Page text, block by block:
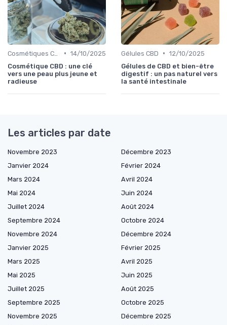
• 14/10/2025
Cosmétique CBD : une clé
vers une peau plus jeune et
radieuse
Gélules CBD • 12/10/2025
Gélules de CBD et bien-être
digestif : un pas naturel vers
la santé intestinale
Les articles par date
Novembre 2023
Décembre 2023
Janvier 2024
Février 2024
Mars 2024
Avril 2024
Mai 2024
Juin 2024
Juillet 2024
Août 2024
Septembre 2024
Octobre 2024
Novembre 2024
Décembre 2024
Janvier 2025
Février 2025
Mars 2025
Avril 2025
Mai 2025
Juin 2025
Juillet 2025
Août 2025
Septembre 2025
Octobre 2025
Novembre 2025
Décembre 2025